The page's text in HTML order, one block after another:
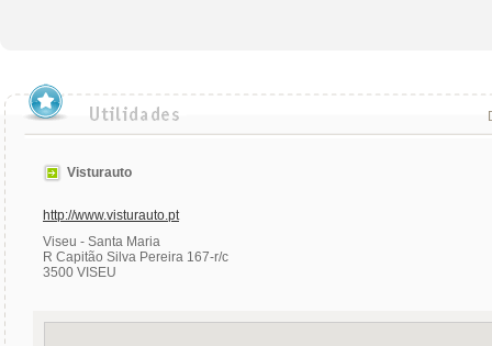
Visturauto
http://www.visturauto.pt
Viseu - Santa Maria
R Capitão Silva Pereira 167-r/c
3500 VISEU